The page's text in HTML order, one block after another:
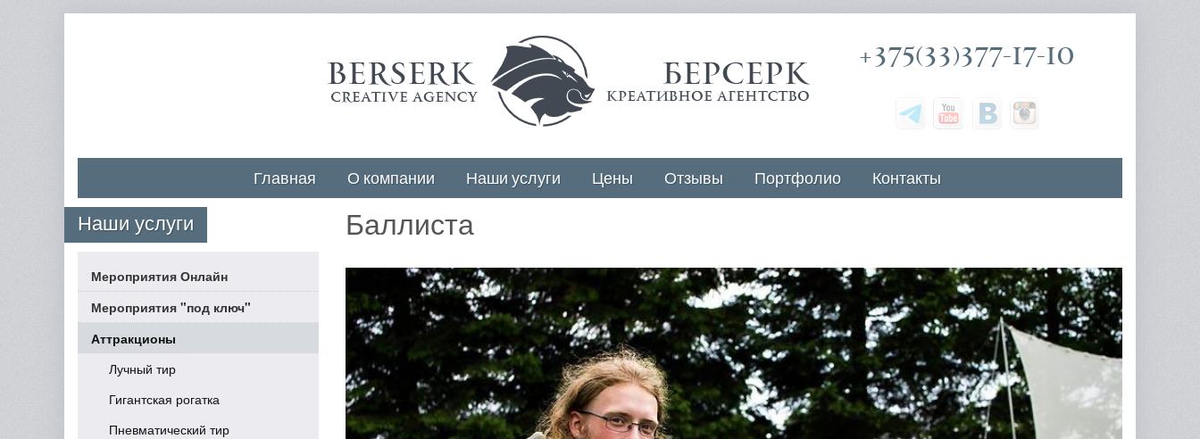
+375(33)377-17-10
Главная О компании Наши услуги Цены Отзывы Портфолио Контакты
Баллиста
Наши услуги
Мероприятия Онлайн
Мероприятия "под ключ"
Аттракционы
Лучный тир
Гигантская рогатка
Пневматический тир